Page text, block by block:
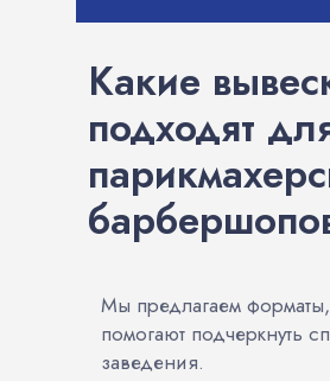
Какие
подходят
Мы предлагаем
помогают подчеркнуть
заведения.